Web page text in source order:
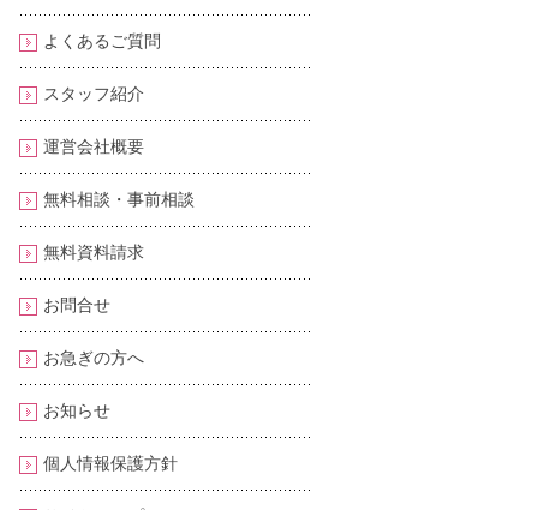
よくあるご質問
スタッフ紹介
運営会社概要
無料相談・事前相談
無料資料請求
お問合せ
お急ぎの方へ
お知らせ
個人情報保護方針